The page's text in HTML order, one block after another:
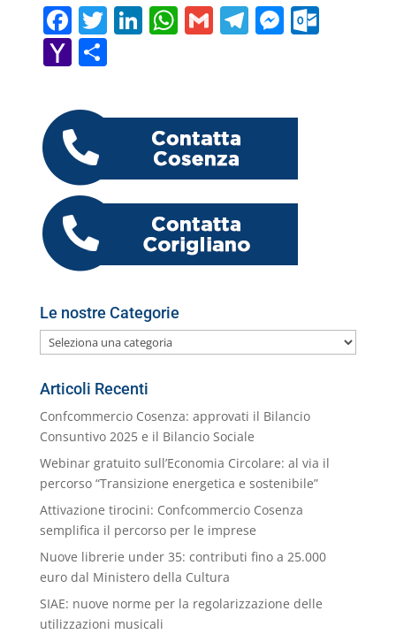
F
a
c
e
b
o
o
k
T
w
itt
Li
dI
n
W
A
p
p
G T M
er
O
Y
h
o
o
M
ai
l
C
n
di
Le nostre Categorie
Le
nostre
Categorie
Articoli Recenti
Confcommercio Cosenza: approvati il Bilancio
Consuntivo 2025 e il Bilancio Sociale
Webinar gratuito sull’Economia Circolare: al via il
percorso “Transizione energetica e sostenibile”
Attivazione tirocini: Confcommercio Cosenza
semplifica il percorso per le imprese
Nuove librerie under 35: contributi fino a 25.000
euro dal Ministero della Cultura
SIAE: nuove norme per la regolarizzazione delle
utilizzazioni musicali